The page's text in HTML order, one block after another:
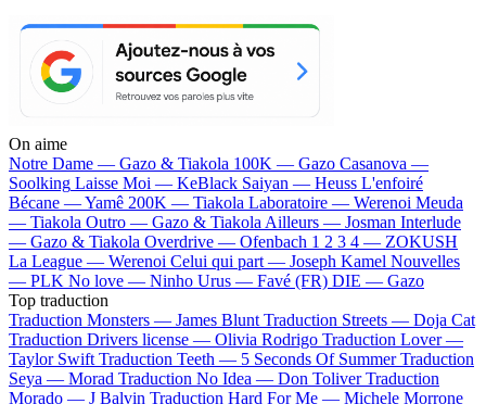
On aime
Notre Dame — Gazo & Tiakola 100K — Gazo Casanova —
Soolking Laisse Moi — KeBlack Saiyan — Heuss L'enfoiré
Bécane —Yamê 200K — Tiakola Laboratoire — Werenoi Meuda
— Tiakola Outro — Gazo & Tiakola Ailleurs — Josman Interlude
— Gazo & Tiakola Overdrive — Ofenbach 1 2 3 4 — ZOKUSH
La League — Werenoi Celui qui part — Joseph Kamel Nouvelles
— PLK No love — Ninho Urus — Favé (FR) DIE — Gazo
Top traduction
Traduction Monsters — James Blunt Traduction Streets — Doja Cat
Traduction Drivers license — Olivia Rodrigo Traduction Lover —
Taylor Swift Traduction Teeth — 5 Seconds Of Summer Traduction
Seya — Morad Traduction No Idea — Don Toliver Traduction
Morado — J Balvin Traduction Hard For Me — Michele Morrone